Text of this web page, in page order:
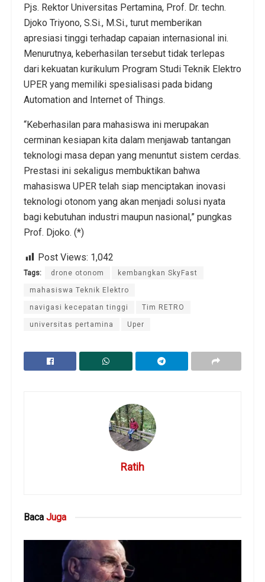
Pjs. Rektor Universitas Pertamina, Prof. Dr. techn.
Djoko Triyono, S.Si., M.Si., turut memberikan
apresiasi tinggi terhadap capaian internasional ini.
Menurutnya, keberhasilan tersebut tidak terlepas
dari kekuatan kurikulum Program Studi Teknik Elektro
UPER yang memiliki spesialisasi pada bidang
Automation and Internet of Things.
“Keberhasilan para mahasiswa ini merupakan
cerminan kesiapan kita dalam menjawab tantangan
teknologi masa depan yang menuntut sistem cerdas.
Prestasi ini sekaligus membuktikan bahwa
mahasiswa UPER telah siap menciptakan inovasi
teknologi otonom yang akan menjadi solusi nyata
bagi kebutuhan industri maupun nasional,” pungkas
Prof. Djoko. (*)
Post Views: 1,042
Tags: drone otonom kembangkan SkyFast
mahasiswa Teknik Elektro
navigasi kecepatan tinggi Tim RETRO
universitas pertamina Uper
Ratih
Baca Juga